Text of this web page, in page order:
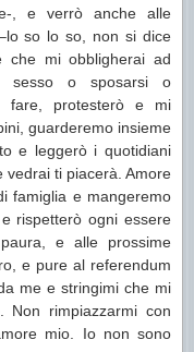
, e verrò anche alle
so lo so, non si dice
mi obbligherai ad
sesso o sposarsi o
fare, protesterò e mi
guarderemo insieme
e leggerò i quotidiani
vedrai ti piacerà. Amore
famiglia e mangeremo
rispetterò ogni essere
e alle prossime
e pure al referendum
me e stringimi che mi
rimpiazzarmi con
mio. Io non sono